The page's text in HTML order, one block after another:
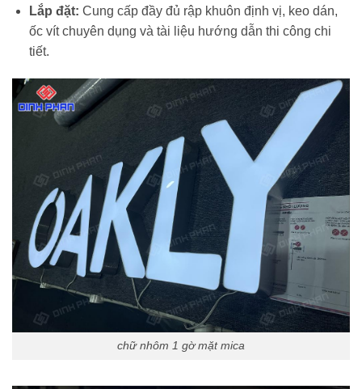
Lắp đặt: Cung cấp đầy đủ rập khuôn định vị, keo dán,
ốc vít chuyên dụng và tài liệu hướng dẫn thi công chi
tiết.
chữ nhôm 1 gờ mặt mica